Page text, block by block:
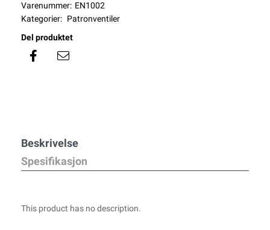
Varenummer: EN1002
Kategorier: Patronventiler
Del produktet
Beskrivelse
Spesifikasjon
This product has no description.